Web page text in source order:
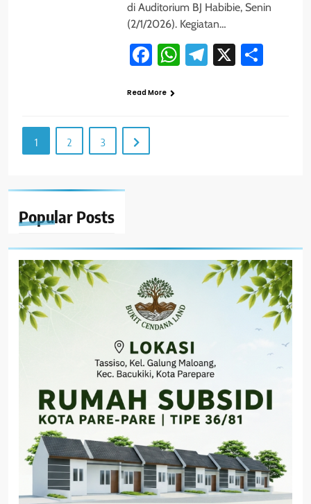
Popular Posts
di Auditorium BJ Habibie, Senin
(2/1/2026). Kegiatan…
Facebook
WhatsApp
Telegram
X
Read More
1 2 3